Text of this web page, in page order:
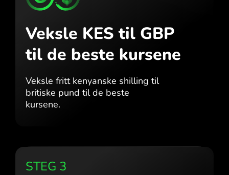
Veksle KES til GBP
til de beste kursene
Veksle fritt kenyanske shilling til
britiske pund til de beste
kursene.
STEG 3